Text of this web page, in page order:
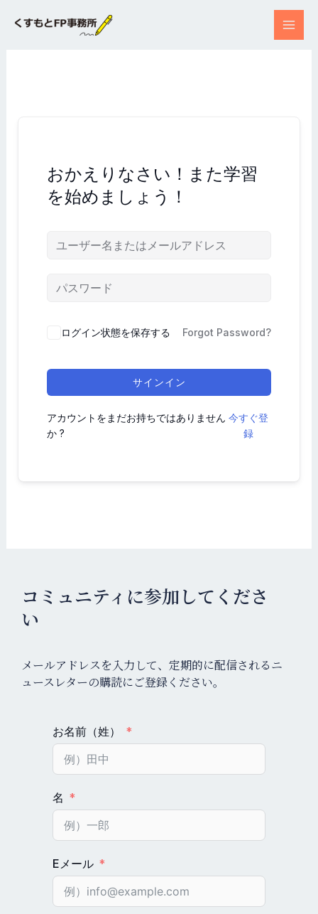
おかえりなさい！また学習
を始めましょう！
ログイン状態を保存する Forgot Password?
サインイン
アカウントをまだお持ちではありません
か ?
今すぐ登
録
コミュニティに参加してくださ
い
メールアドレスを入力して、定期的に配信されるニ
ュースレターの購読にご登録ください。
お名前（姓）
名
Eメール